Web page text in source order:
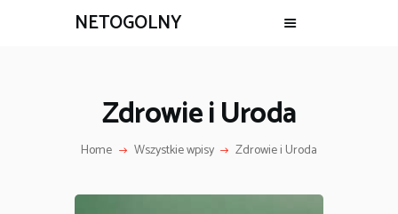
NETOGOLNY
Zdrowie i Uroda
Home Wszystkie wpisy Zdrowie i Uroda